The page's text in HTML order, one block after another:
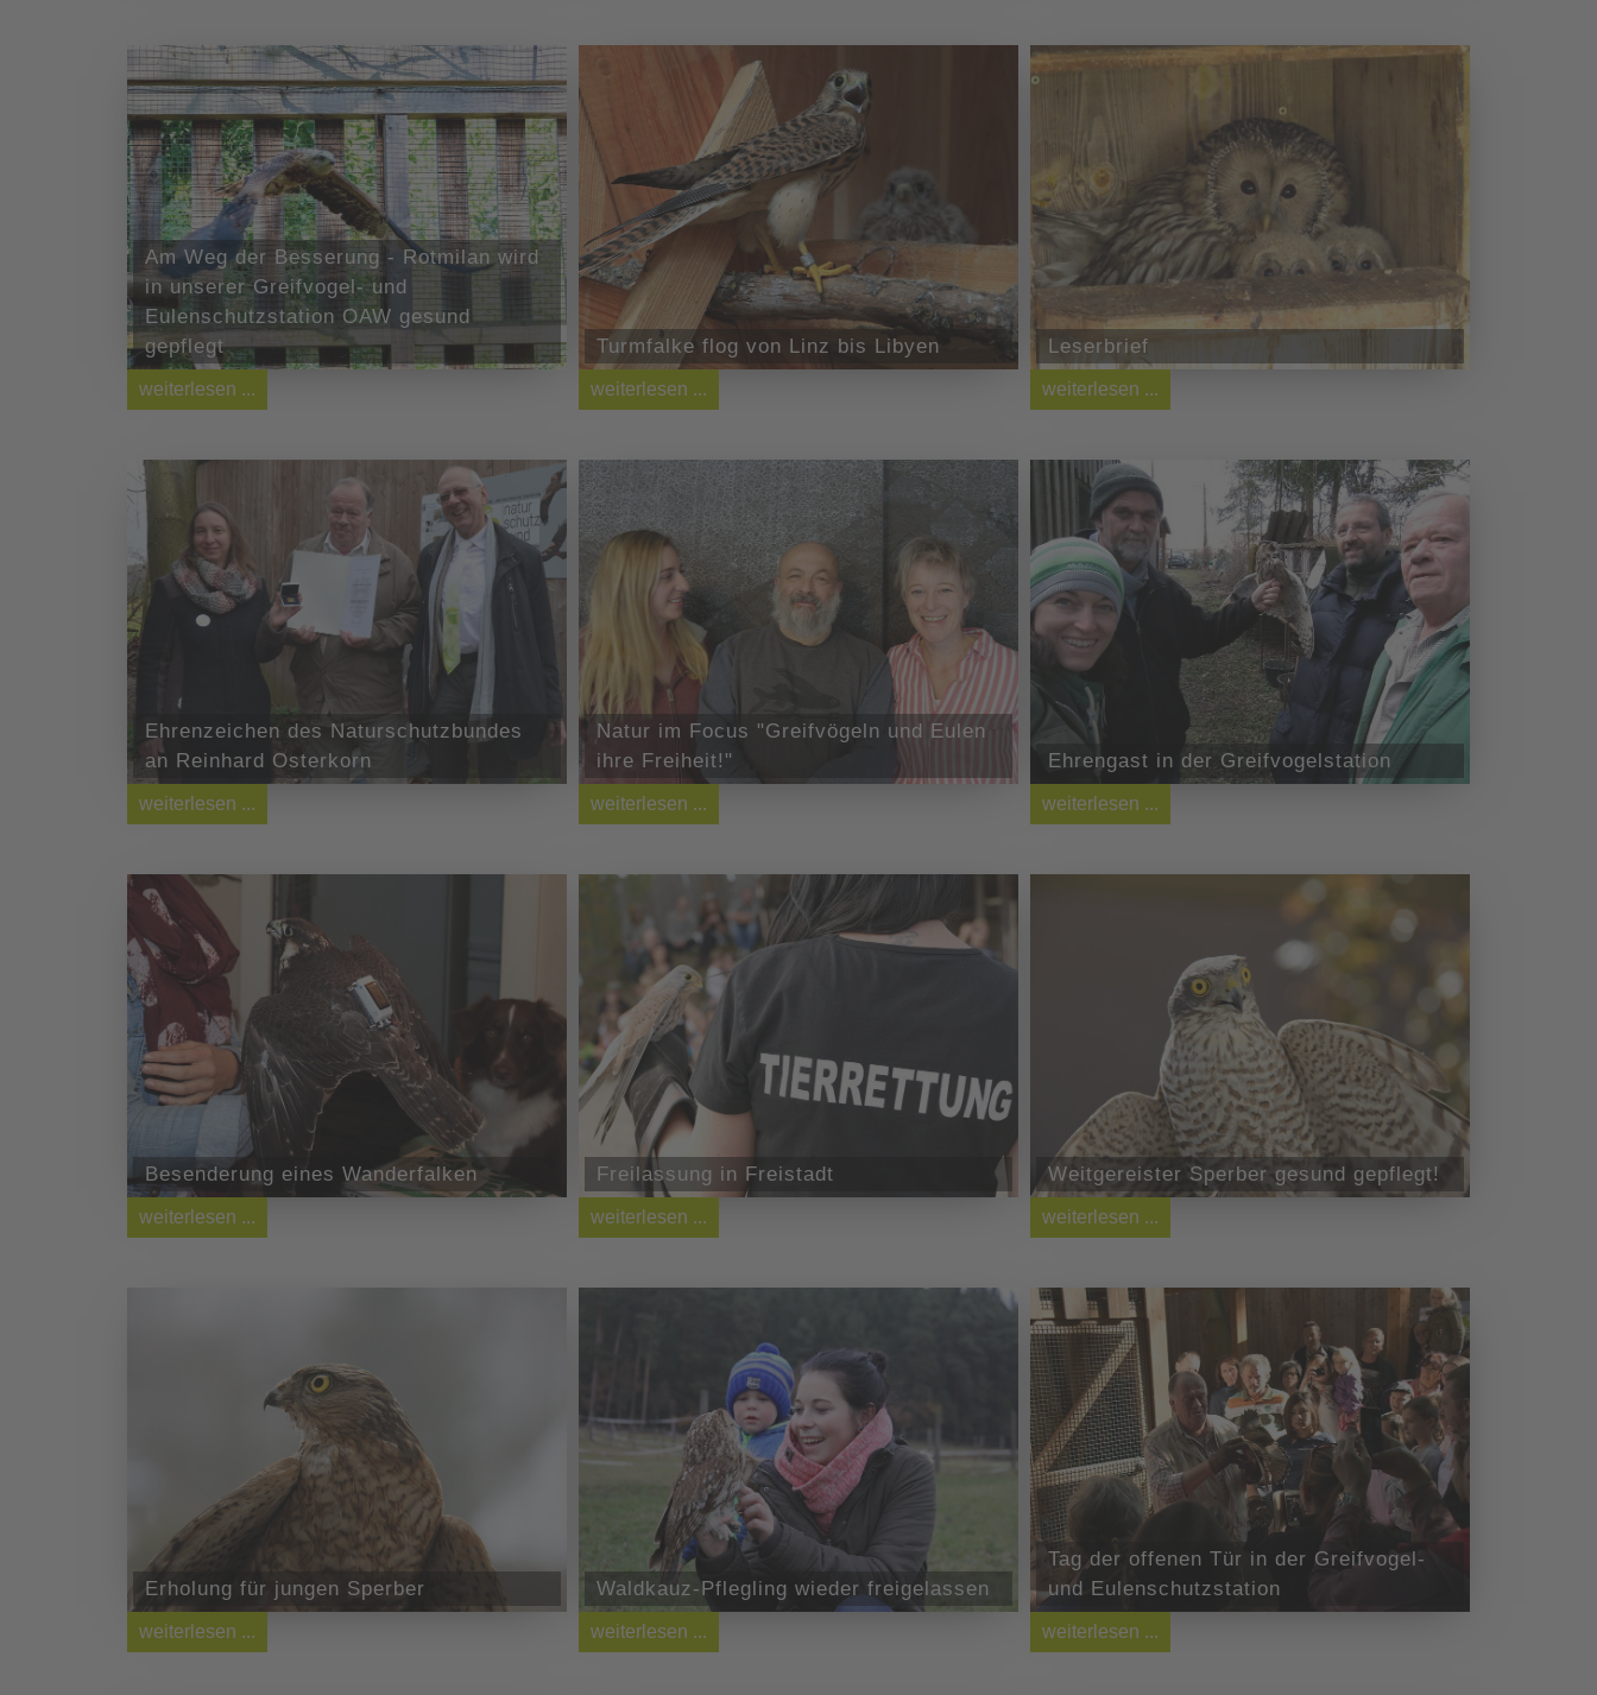
Am Weg der Besserung - Rotmilan wird
in unserer Greifvogel- und
Eulenschutzstation OAW gesund
gepflegt
weiterlesen ...
Turmfalke flog von Linz bis Libyen
weiterlesen ...
Leserbrief
weiterlesen ...
Ehrenzeichen des Naturschutzbundes
an Reinhard Osterkorn
weiterlesen ...
Natur im Focus "Greifvögeln und Eulen
ihre Freiheit!"
weiterlesen ...
Ehrengast in der Greifvogelstation
weiterlesen ...
Besenderung eines Wanderfalken
weiterlesen ...
Freilassung in Freistadt
weiterlesen ...
Weitgereister Sperber gesund gepflegt!
weiterlesen ...
Erholung für jungen Sperber
weiterlesen ...
Waldkauz-Pflegling wieder freigelassen
weiterlesen ...
Tag der offenen Tür in der Greifvogel-
und Eulenschutzstation
weiterlesen ...